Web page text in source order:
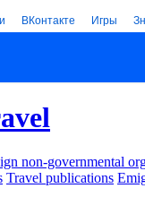
ВКонтакте Игры
non-governmental
Travel publications